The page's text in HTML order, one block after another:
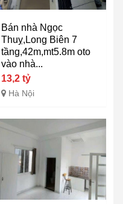
Bán nhà Ngọc
Thuỵ,Long Biên 7
tầng,42m,mt5.8m oto
vào nhà...
13,2 tỷ
Hà Nội